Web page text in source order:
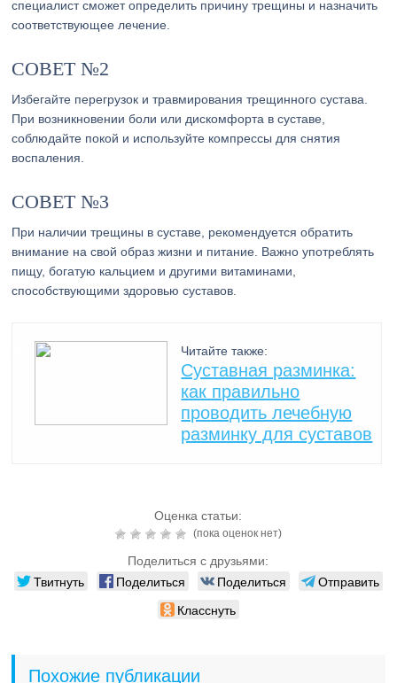
специалист сможет определить причину трещины и назначить
соответствующее лечение.
СОВЕТ №2
Избегайте перегрузок и травмирования трещинного сустава.
При возникновении боли или дискомфорта в суставе,
соблюдайте покой и используйте компрессы для снятия
воспаления.
СОВЕТ №3
При наличии трещины в суставе, рекомендуется обратить
внимание на свой образ жизни и питание. Важно употреблять
пищу, богатую кальцием и другими витаминами,
способствующими здоровью суставов.
Читайте также:
Суставная разминка:
как правильно
проводить лечебную
разминку для суставов
Оценка статьи:
(пока оценок нет)
Поделиться с друзьями:
Твитнуть Поделиться Поделиться
Отправить
Класснуть
Похожие публикации